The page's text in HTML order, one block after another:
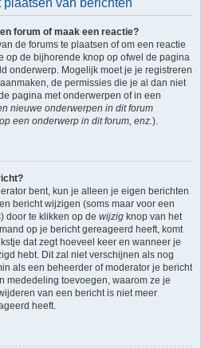
van berichten
forum of maak een reactie?
de forums te plaatsen of om een reactie
op de bijhorende knop op ofwel de pagina
onderwerp. Mogelijk moet je je registreren
de permissies die je al dan niet
pagina met onderwerpen of in een
nieuwe onderwerpen in dit forum
een onderwerp in dit forum, enz.).
bent, kun je alleen je eigen berichten
bericht wijzigen (soms maar voor een
door te klikken op de wijzig knop van het
op je bericht gereageerd heeft, komt
dat zegt hoeveel keer en wanneer je
hebt. Dit zal niet verschijnen als nog
als een beheerder of moderator je bericht
mededeling toevoegen, waarom ze je
van een bericht is niet meer
heeft.